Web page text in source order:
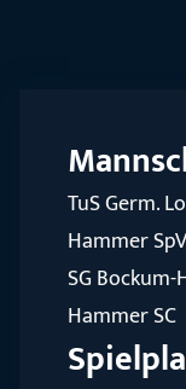
TuS Germ.
Hammer
SG
Hammer SC